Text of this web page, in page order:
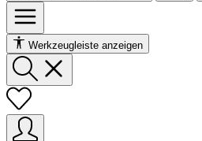
Werkzeugleiste anzeigen